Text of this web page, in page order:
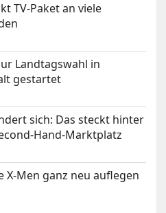
TV-Paket an viele
Landtagswahl in
gestartet
sich: Das steckt hinter
Hand-Marktplatz
X-Men ganz neu auflegen